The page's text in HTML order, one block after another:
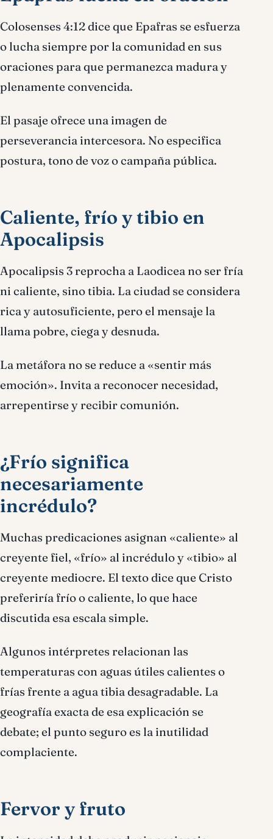
Colosenses 4:12 dice que Epafras se esfuerza
o lucha siempre por la comunidad en sus
oraciones para que permanezca madura y
plenamente convencida.
El pasaje ofrece una imagen de
perseverancia intercesora. No especifica
postura, tono de voz o campaña pública.
Caliente, frío y tibio en
Apocalipsis
Apocalipsis 3 reprocha a Laodicea no ser fría
ni caliente, sino tibia. La ciudad se considera
rica y autosuficiente, pero el mensaje la
llama pobre, ciega y desnuda.
La metáfora no se reduce a «sentir más
emoción». Invita a reconocer necesidad,
arrepentirse y recibir comunión.
¿Frío significa
necesariamente
incrédulo?
Muchas predicaciones asignan «caliente» al
creyente fiel, «frío» al incrédulo y «tibio» al
creyente mediocre. El texto dice que Cristo
preferiría frío o caliente, lo que hace
discutida esa escala simple.
Algunos intérpretes relacionan las
temperaturas con aguas útiles calientes o
frías frente a agua tibia desagradable. La
geografía exacta de esa explicación se
debate; el punto seguro es la inutilidad
complaciente.
Fervor y fruto